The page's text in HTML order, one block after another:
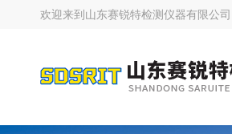
欢迎来到 山东赛锐特检测仪器有限公司